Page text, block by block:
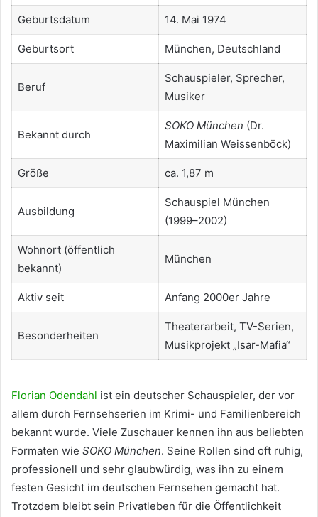
Geburtsdatum 14. Mai 1974
Geburtsort München, Deutschland
Beruf
Schauspieler, Sprecher,
Musiker
Bekannt durch
SOKO München (Dr.
Maximilian Weissenböck)
Größe ca. 1,87 m
Ausbildung
Schauspiel München
(1999–2002)
Wohnort (öffentlich
bekannt)
München
Aktiv seit Anfang 2000er Jahre
Besonderheiten
Theaterarbeit, TV-Serien,
Musikprojekt „Isar-Mafia“
Florian Odendahl ist ein deutscher Schauspieler, der vor
allem durch Fernsehserien im Krimi- und Familienbereich
bekannt wurde. Viele Zuschauer kennen ihn aus beliebten
Formaten wie SOKO München. Seine Rollen sind oft ruhig,
professionell und sehr glaubwürdig, was ihn zu einem
festen Gesicht im deutschen Fernsehen gemacht hat.
Trotzdem bleibt sein Privatleben für die Öffentlichkeit